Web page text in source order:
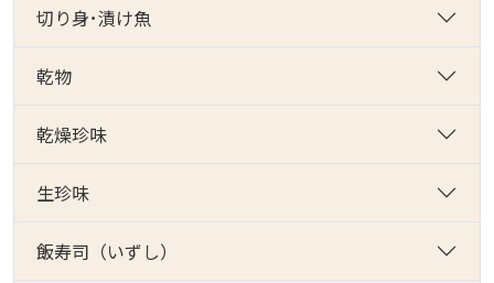
切り身･漬け魚
乾物
乾燥珍味
生珍味
飯寿司（いずし）